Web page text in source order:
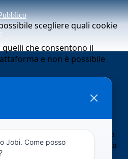
scegliere quali cookie
che consentono il
e non è possibile
i cookie necessari al
la
COOKIE POLICY
funzionamento non possono
consultare l'elenco nella